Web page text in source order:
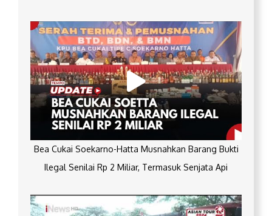
Bea Cukai Soekarno-Hatta Musnahkan Barang Bukti
Ilegal Senilai Rp 2 Miliar, Termasuk Senjata Api